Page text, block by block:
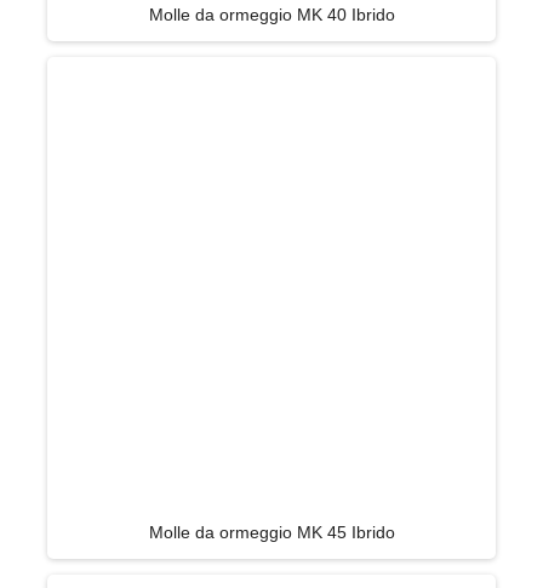
Molle da ormeggio MK 40 Ibrido
Molle da ormeggio MK 45 Ibrido